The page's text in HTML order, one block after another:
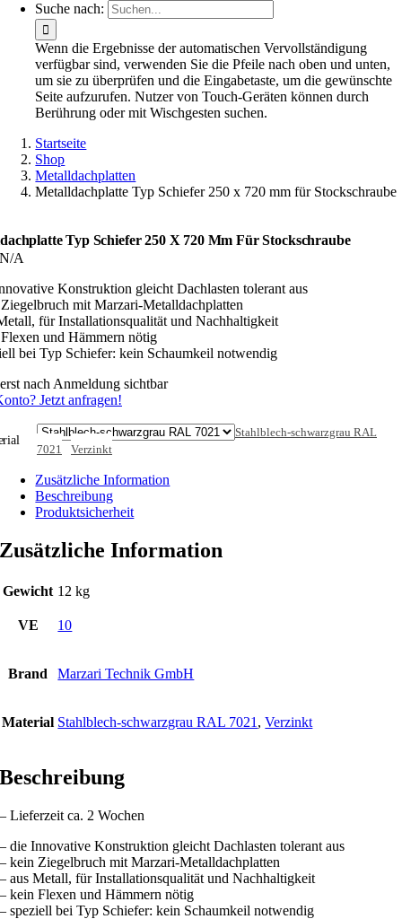
Suche nach:
Wenn die Ergebnisse der automatischen Vervollständigung
verfügbar sind, verwenden Sie die Pfeile nach oben und unten,
um sie zu überprüfen und die Eingabetaste, um die gewünschte
Seite aufzurufen. Nutzer von Touch-Geräten können durch
Berührung oder mit Wischgesten suchen.
Startseite
Shop
Metalldachplatten
Metalldachplatte Typ Schiefer 250 x 720 mm für Stockschraube
Typ Schiefer 250 X 720 Mm Für Stockschraube
N/A
Konstruktion gleicht Dachlasten tolerant aus
mit Marzari-Metalldachplatten
für Installationsqualität und Nachhaltigkeit
und Hämmern nötig
bei Typ Schiefer: kein Schaumkeil notwendig
nach Anmeldung sichtbar
Jetzt anfragen!
Stahlblech-schwarzgrau RAL
7021
Verzinkt
Zusätzliche Information
Beschreibung
Produktsicherheit
Zusätzliche Information
Gewicht 12 kg
VE 10
Brand Marzari Technik GmbH
Material Stahlblech-schwarzgrau RAL 7021 ,Verzinkt
Beschreibung
– Lieferzeit ca. 2 Wochen
– die Innovative Konstruktion gleicht Dachlasten tolerant aus
– kein Ziegelbruch mit Marzari-Metalldachplatten
– aus Metall, für Installationsqualität und Nachhaltigkeit
– kein Flexen und Hämmern nötig
– speziell bei Typ Schiefer: kein Schaumkeil notwendig